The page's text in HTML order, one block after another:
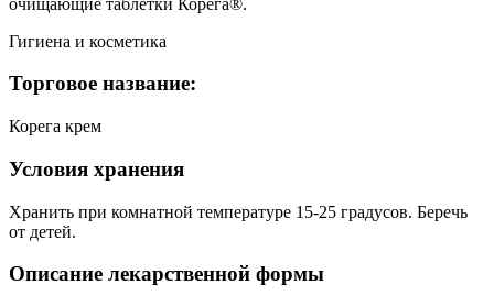
Гигиена и косметика
Торговое название:
Корега крем
Условия хранения
Хранить при комнатной температуре 15-25 градусов. Беречь
от детей.
Описание лекарственной формы